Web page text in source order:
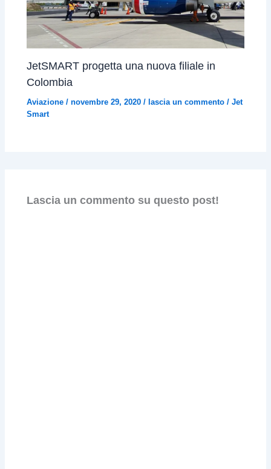
JetSMART progetta una nuova filiale in
Colombia
Aviazione /novembre 29, 2020/ lascia un commento /Jet
Smart
Lascia un commento su questo post!